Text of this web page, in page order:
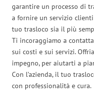
garantire un processo di
a fornire un servizio
tuo trasloco sia il più
Ti incoraggiamo a
sui costi e sui servizi.
impegno, per aiutarti a
Con l’azienda, il tuo
con professionalità e cura.